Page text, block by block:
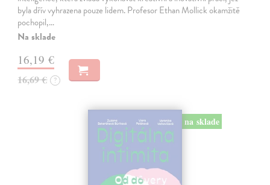
byla dřív vyhrazena pouze lidem. Profesor Ethan Mollick okamžitě
pochopil,…
Na sklade
16,19 €
16,69 € ?
na sklade